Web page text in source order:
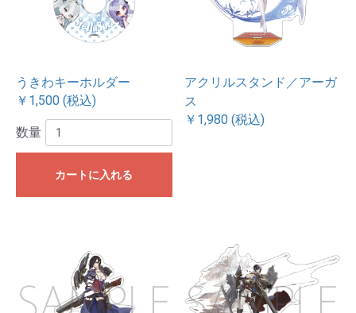
うきわキーホルダー
￥1,500 (税込)
数量
カートに入れる
アクリルスタンド／アーガ
ス
￥1,980 (税込)